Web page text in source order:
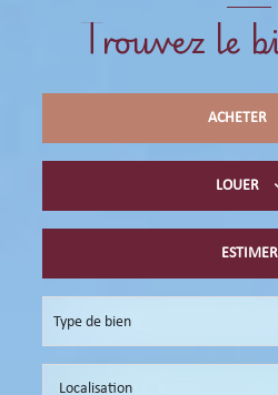
Trouvez le
ACHETER
Acheter du résidentielLOUER
immobilier professionnel
ESTIMER
Type de bien